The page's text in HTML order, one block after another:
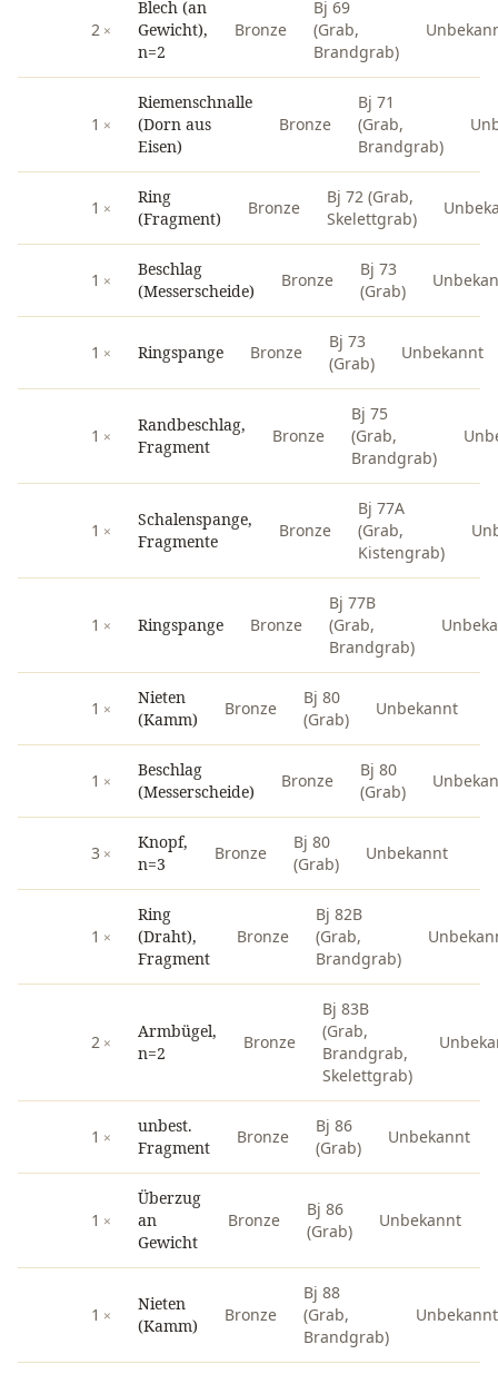
2
Blech (an
Gewicht),
n=2
Bronze
Bj 69
(Grab,
Brandgrab)
1
Riemenschnalle
(Dorn aus
Eisen)
Bronze
Bj 71
(Grab,
Brandgrab)
1
Ring
(Fragment)
Bronze
Bj 72 (Grab,
Skelettgrab)
1
Beschlag
(Messerscheide)
Bronze
Bj 73
(Grab)
1 Ringspange Bronze
Bj 73
(Grab)
Unbekannt
1
Randbeschlag,
Fragment
Bronze
Bj 75
(Grab,
Brandgrab)
1
Schalenspange,
Fragmente
Bronze
Bj 77A
(Grab,
Kistengrab)
1 Ringspange Bronze
Bj 77B
(Grab,
Brandgrab)
1
Nieten
(Kamm)
Bronze
Bj 80
(Grab)
Unbekannt
1
Beschlag
(Messerscheide)
Bronze
Bj 80
(Grab)
3
Knopf,
n=3
Bronze
Bj 80
(Grab)
Unbekannt
1
Ring
(Draht),
Fragment
Bronze
Bj 82B
(Grab,
Brandgrab)
2
Armbügel,
n=2
Bronze
Bj 83B
(Grab,
Brandgrab,
Skelettgrab)
1
unbest.
Fragment
Bronze
Bj 86
(Grab)
Unbekannt
1
Überzug
an
Gewicht
Bronze
Bj 86
(Grab)
Unbekannt
1
Nieten
(Kamm)
Bronze
Bj 88
(Grab,
Brandgrab)
Unbekannt